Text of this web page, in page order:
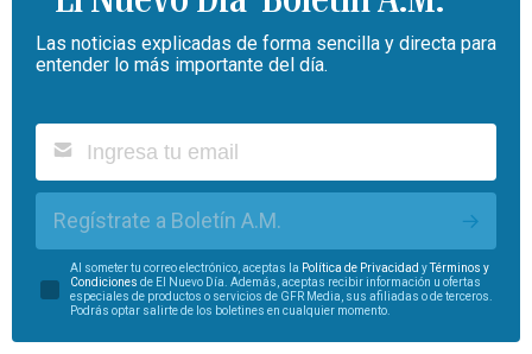
Las noticias explicadas de forma sencilla y directa para
entender lo más importante del día.
Regístrate a Boletín A.M.
Al someter tu correo electrónico, aceptas la Política de Privacidad yTérminos y
Condiciones de El Nuevo Día. Además, aceptas recibir información u ofertas
especiales de productos o servicios de GFR Media, sus afiliadas o de terceros.
Podrás optar salirte de los boletines en cualquier momento.